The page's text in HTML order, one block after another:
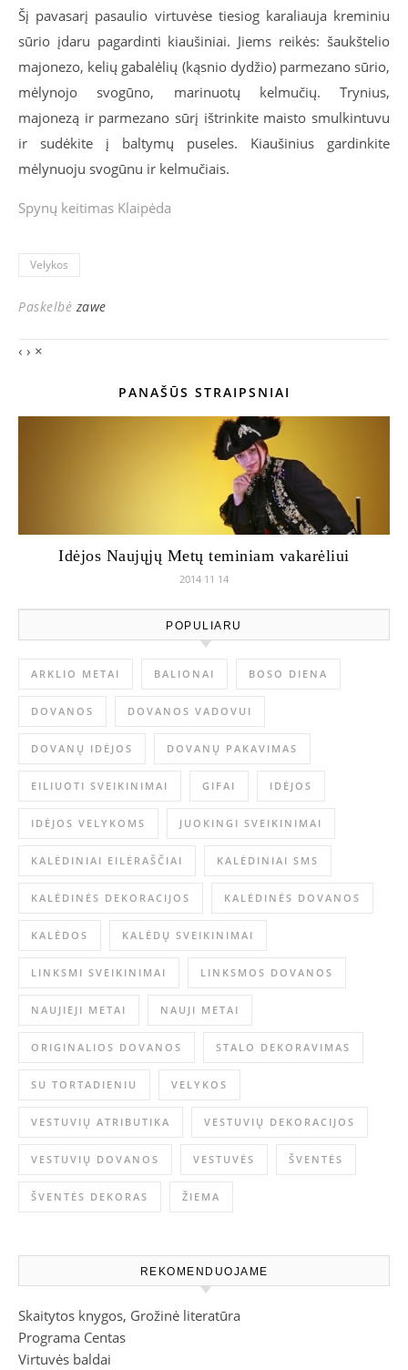
Šį pavasarį pasaulio virtuvėse tiesiog karaliauja kreminiu
sūrio įdaru pagardinti kiaušiniai. Jiems reikės: šaukštelio
majonezo, kelių gabalėlių (kąsnio dydžio) parmezano sūrio,
mėlynojo svogūno, marinuotų kelmučių. Trynius,
majonezą ir parmezano sūrį ištrinkite maisto smulkintuvu
ir sudėkite į baltymų puseles. Kiaušinius gardinkite
mėlynuoju svogūnu ir kelmučiais.
Spynų keitimas Klaipėda
Velykos
Paskelbė zawe
‹ › ×
PANAŠŪS STRAIPSNIAI
Idėjos Naujųjų Metų teminiam vakarėliui
2014 11 14
POPULIARU
ARKLIO METAI BALIONAI BOSO DIENA
DOVANOS DOVANOS VADOVUI
DOVANŲ IDĖJOS DOVANŲ PAKAVIMAS
EILIUOTI SVEIKINIMAI GIFAI IDĖJOS
IDĖJOS VELYKOMS JUOKINGI SVEIKINIMAI
KALĖDINIAI EILĖRAŠČIAI KALĖDINIAI SMS
KALĖDINĖS DEKORACIJOS KALĖDINĖS DOVANOS
KALĖDOS KALĖDŲ SVEIKINIMAI
LINKSMI SVEIKINIMAI LINKSMOS DOVANOS
NAUJIEJI METAI NAUJI METAI
ORIGINALIOS DOVANOS STALO DEKORAVIMAS
SU TORTADIENIU VELYKOS
VESTUVIŲ ATRIBUTIKA VESTUVIŲ DEKORACIJOS
VESTUVIŲ DOVANOS VESTUVĖS ŠVENTĖS
ŠVENTĖS DEKORAS ŽIEMA
REKOMENDUOJAME
Skaitytos knygos, Grožinė literatūra
Programa Centas
Virtuvės baldai